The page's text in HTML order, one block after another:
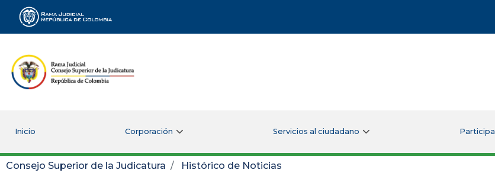
Rama Judicial
Inicio Corporación Servicios al ciudadano Participa
Consejo Superior de la Judicatura
Histórico de Noticias